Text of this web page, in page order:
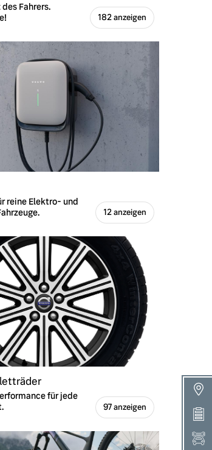
Fahrers.
182 anzeigen
reine Elektro- und
12 anzeigen
für jede
97 anzeigen